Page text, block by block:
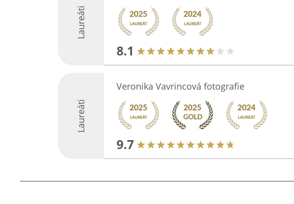
Laureáti
8.1
Laureáti
Veronika Vavrincová fotografie
9.7